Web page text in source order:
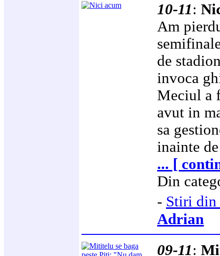
10-11:
Am
de
invoca
Meciul a
avut in
sa
inainte
... [
Din
- Stiri
Adrian
09-11: